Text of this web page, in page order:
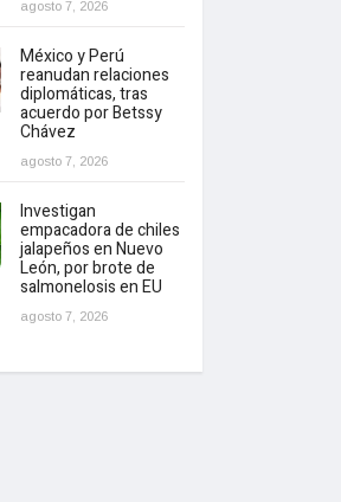
agosto 7, 2026
México y Perú
reanudan relaciones
diplomáticas, tras
acuerdo por Betssy
Chávez
agosto 7, 2026
Investigan
empacadora de chiles
jalapeños en Nuevo
León, por brote de
salmonelosis en EU
agosto 7, 2026